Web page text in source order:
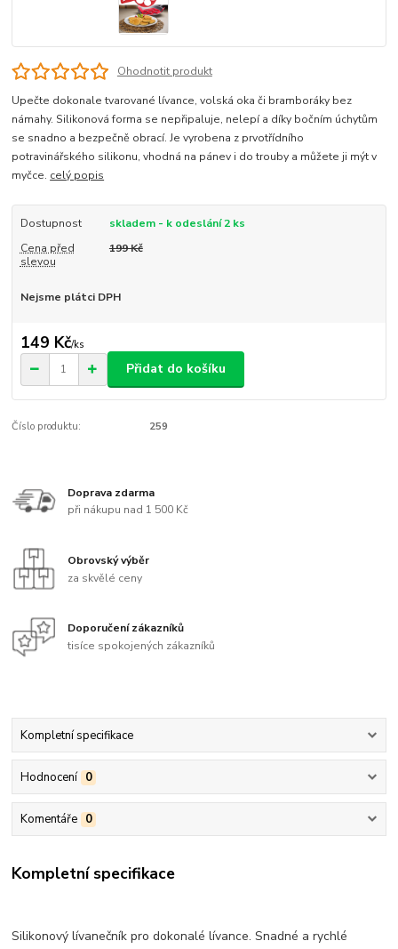
Ohodnotit produkt
Upečte dokonale tvarované lívance, volská oka či bramboráky bez
námahy. Silikonová forma se nepřipaluje, nelepí a díky bočním úchytům
se snadno a bezpečně obrací. Je vyrobena z prvotřídního
potravinářského silikonu, vhodná na pánev i do trouby a můžete ji mýt v
myčce. celý popis
Dostupnost
skladem - k odeslání 2 ks
Cena před
slevou
199 Kč
Nejsme plátci DPH
149 Kč/ks
Přidat do košíku
Číslo produktu: 259
Doprava zdarma
při nákupu nad 1 500 Kč
Obrovský výběr
za skvělé ceny
Doporučení zákazníků
tisíce spokojených zákazníků
Kompletní specifikace
Hodnocení 0
Komentáře 0
Kompletní specifikace
Silikonový lívanečník pro dokonalé lívance. Snadné a rychlé